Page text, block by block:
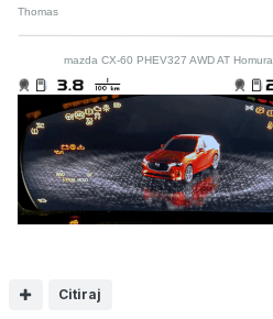
Citiraj
Thomas
mazda CX-60 PHEV327 AWD AT Homura